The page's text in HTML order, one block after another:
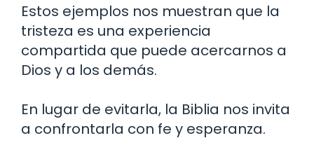
Estos ejemplos nos muestran que la
tristeza es una experiencia
compartida que puede acercarnos a
Dios y a los demás.
En lugar de evitarla, la Biblia nos invita
a confrontarla con fe y esperanza.